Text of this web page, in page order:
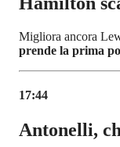
Migliora ancora
prende la prima
17:44
Antonelli,